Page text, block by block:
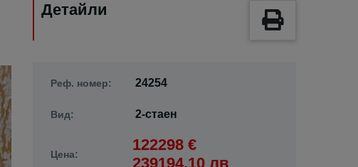
Детайли
Реф. номер: 24254
Вид: 2-стаен
Цена:
122298 €
239194.10 лв